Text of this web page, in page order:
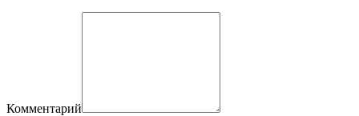
Комментарий